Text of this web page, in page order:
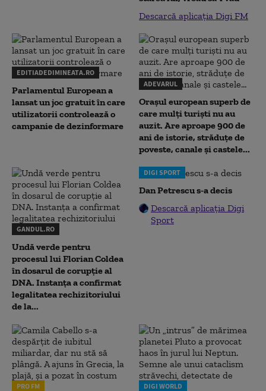
Descarcă aplicația Digi FM
EDITIADEDIMINEATA.RO
Parlamentul European a
lansat un joc gratuit în care
utilizatorii controlează o
campanie de dezinformare
ADEVARUL
Orașul european superb de
care mulți turiști nu au
auzit. Are aproape 900 de
ani de istorie, străduțe de
poveste, canale și castele...
GANDUL.RO
Undă verde pentru
procesul lui Florian Coldea
în dosarul de corupție al
DNA. Instanța a confirmat
legalitatea rechizitoriului
de la...
DIGI SPORT
Dan Petrescu s-a decis
Descarcă aplicația Digi
Sport
PRO FM DIGI WORLD